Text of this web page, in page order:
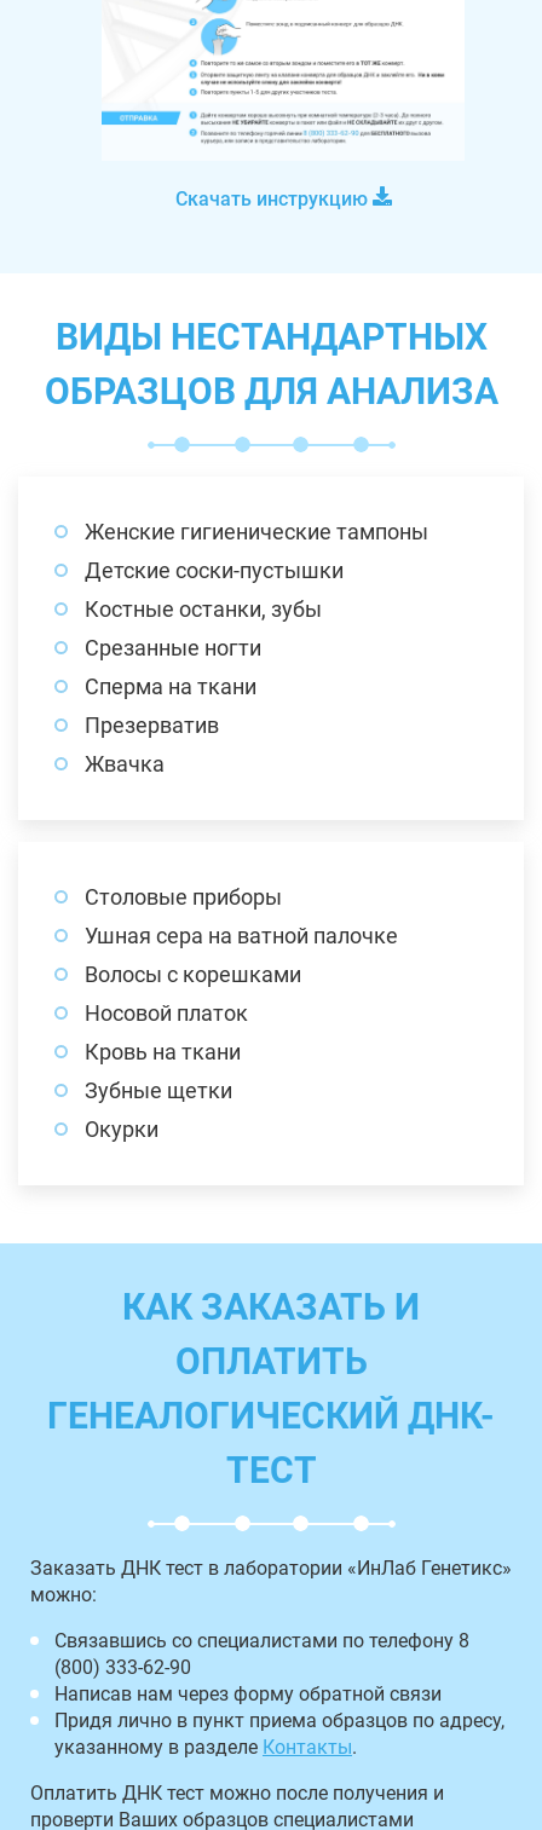
Скачать инструкцию
ВИДЫ НЕСТАНДАРТНЫХ
ОБРАЗЦОВ ДЛЯ АНАЛИЗА
Женские гигиенические тампоны
Детские соски-пустышки
Костные останки, зубы
Срезанные ногти
Сперма на ткани
Презерватив
Жвачка
Столовые приборы
Ушная сера на ватной палочке
Волосы с корешками
Носовой платок
Кровь на ткани
Зубные щетки
Окурки
КАК ЗАКАЗАТЬ И
ОПЛАТИТЬ
ГЕНЕАЛОГИЧЕСКИЙ ДНК-
ТЕСТ
Заказать ДНК тест в лаборатории «ИнЛаб Генетикс»
можно:
Связавшись со специалистами по телефону 8
(800) 333-62-90
Написав нам через форму обратной связи
Придя лично в пункт приема образцов по адресу,
указанному в разделе Контакты.
Оплатить ДНК тест можно после получения и
проверти Ваших образцов специалистами